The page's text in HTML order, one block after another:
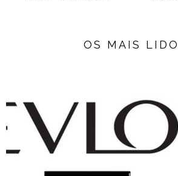
OS MAIS